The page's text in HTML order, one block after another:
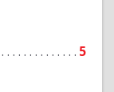
5